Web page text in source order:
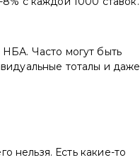
НБА. Часто могут быть
тоталы и даже
нельзя. Есть какие-то